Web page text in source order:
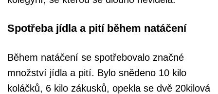
Spotřeba jídla a pití během natáčení
Během natáčení se spotřebovalo značné
množství jídla a pití. Bylo snědeno 10 kilo
koláčků, 6 kilo zákusků, opekla se dvě 20kilová